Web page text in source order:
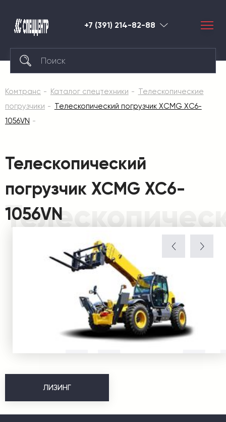
+7 (391) 214-82-88 Красноярск
Комтранс Каталог спецтехники
Телескопические
погрузчики
Телескопический погрузчик XCMG XC6-
1056VN
Телескопический
погрузчик XCMG XC6-
1056VN
ЛИЗИНГ